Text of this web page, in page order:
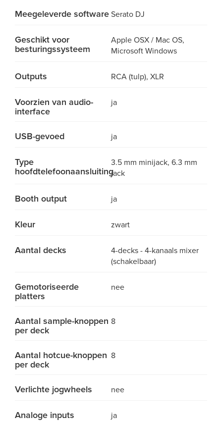
Meegeleverde software Serato DJ
Geschikt voor
besturingssysteem
Apple OSX / Mac OS,
Microsoft Windows
Outputs RCA (tulp), XLR
Voorzien van audio-
interface
ja
USB-gevoed ja
Type
hoofdtelefoonaansluiting
3.5 mm minijack, 6.3 mm
jack
Booth output ja
Kleur zwart
Aantal decks
4-decks - 4-kanaals mixer
(schakelbaar)
Gemotoriseerde
platters
nee
Aantal sample-knoppen
per deck
8
Aantal hotcue-knoppen
per deck
8
Verlichte jogwheels nee
Analoge inputs ja